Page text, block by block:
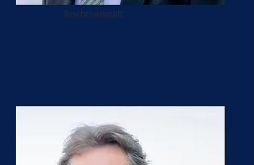
Rechtsanwalt